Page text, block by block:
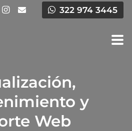
322 974 3445
y
Web